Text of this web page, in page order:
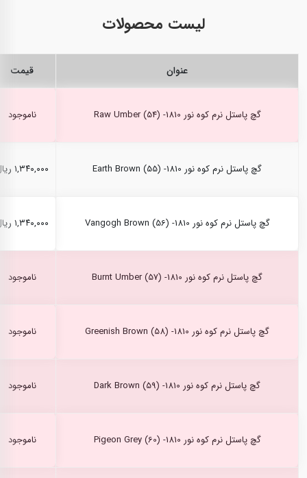
لیست محصولات
عنوان قیمت
گچ پاستل نرم کوه نور Raw Umber (54) -1810 ناموجود
گچ پاستل نرم کوه نور Earth Brown (55) -1810 ۱,۳۴۰,۰۰۰ ریال
گچ پاستل نرم کوه نور Vangogh Brown (56) -1810 ۱,۳۴۰,۰۰۰ ریال
گچ پاستل نرم کوه نور Burnt Umber (57) -1810 ناموجود
گچ پاستل نرم کوه نور Greenish Brown (58) -1810 ناموجود
گچ پاستل نرم کوه نور Dark Brown (59) -1810 ناموجود
گچ پاستل نرم کوه نور Pigeon Grey (60) -1810 ناموجود